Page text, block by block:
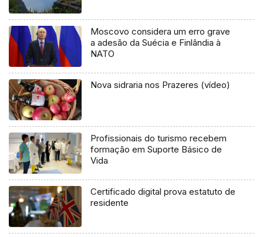
Moscovo considera um erro grave
a adesão da Suécia e Finlândia à
NATO
Nova sidraria nos Prazeres (vídeo)
Profissionais do turismo recebem
formação em Suporte Básico de
Vida
Certificado digital prova estatuto de
residente